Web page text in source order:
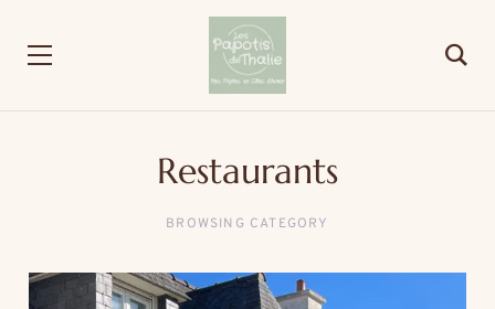
Restaurants
BROWSING CATEGORY